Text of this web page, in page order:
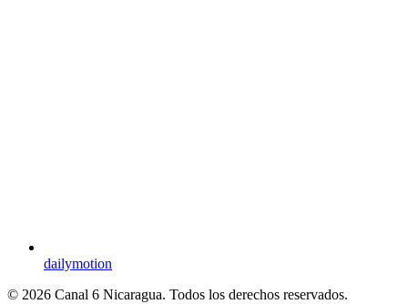
dailymotion
© 2026 Canal 6 Nicaragua. Todos los derechos reservados.